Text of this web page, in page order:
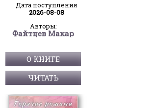
Дата поступления
2026-08-08
Авторы:
Файтцев Макар
О КНИГЕ
ЧИТАТЬ